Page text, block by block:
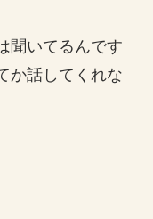
聞いてるんです
か話してくれな